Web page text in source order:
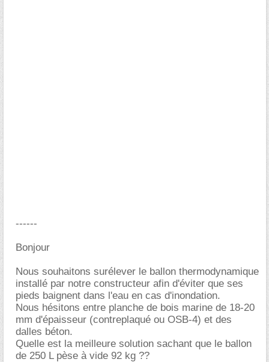
------
Bonjour
Nous souhaitons surélever le ballon thermodynamique
installé par notre constructeur afin d'éviter que ses
pieds baignent dans l'eau en cas d'inondation.
Nous hésitons entre planche de bois marine de 18-20
mm d'épaisseur (contreplaqué ou OSB-4) et des
dalles béton.
Quelle est la meilleure solution sachant que le ballon
de 250 L pèse à vide 92 kg ??